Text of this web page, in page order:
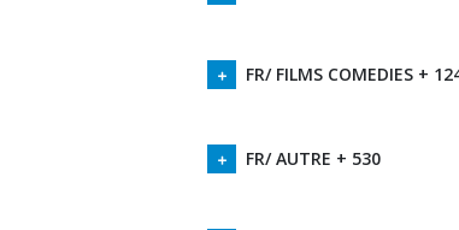
FR/ FILMS COMEDIES +
FR/ AUTRE + 530